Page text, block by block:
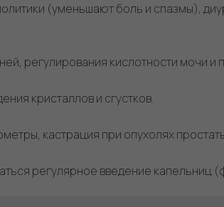
(уменьшают боль и спазмы),
регулирования кислотности мочи и
кристаллов и сгустков.
кастрация при опухолях
регулярное введение капельниц